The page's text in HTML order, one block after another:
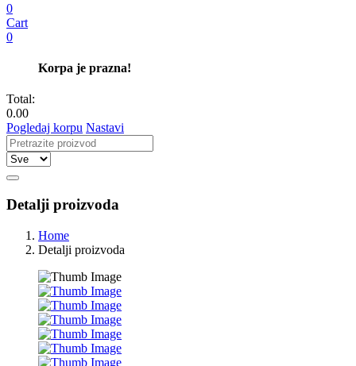
0
Cart
0
Korpa je prazna!
Total:
0.00
Pogledaj korpu Nastavi
Detalji proizvoda
Home
Detalji proizvoda